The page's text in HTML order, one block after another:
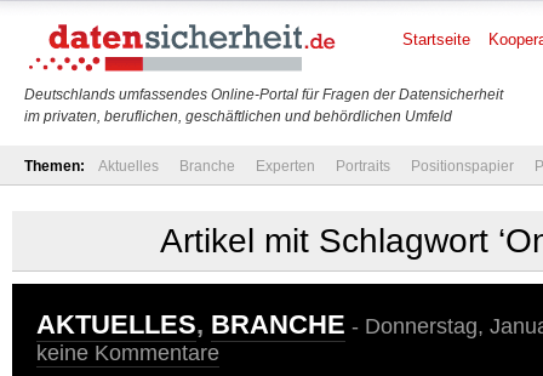
Deutschlands umfassendes Online-Portal für Fragen der Datensicherheit
im privaten, beruflichen, geschäftlichen und behördlichen Umfeld
Startseite
Themen: Aktuelles Branche Experten Portraits Positionspapier
Artikel mit Schlagwort
AKTUELLES, BRANCHE - Donnerstag,
keine Kommentare